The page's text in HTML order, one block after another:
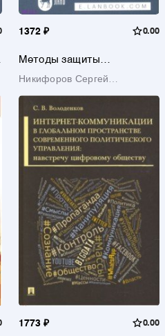
1372 ₽ 0.00
Методы защиты
внешних вторжений.
Никифоров Сергей
1773 ₽ 0.00